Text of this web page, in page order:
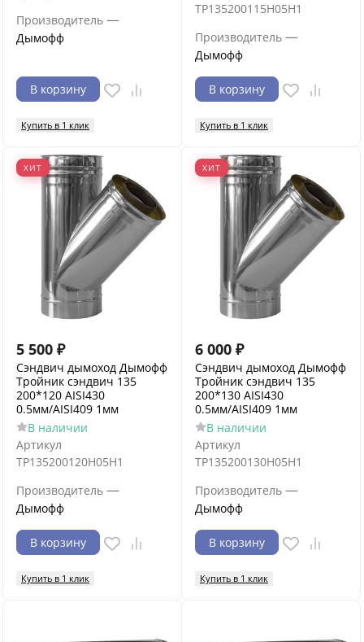
Производитель —
Дымофф
В корзину
Купить в 1 клик
ТР135200115Н05Н1
Производитель —
Дымофф
В корзину
Купить в 1 клик
ХИТ
5 500 ₽
Сэндвич дымоход Дымофф
Тройник сэндвич 135
200*120 AISI430
0.5мм/AISI409 1мм
В наличии
Артикул
ТР135200120Н05Н1
Производитель —
Дымофф
В корзину
Купить в 1 клик
ХИТ
6 000 ₽
Сэндвич дымоход Дымофф
Тройник сэндвич 135
200*130 AISI430
0.5мм/AISI409 1мм
В наличии
Артикул
ТР135200130Н05Н1
Производитель —
Дымофф
В корзину
Купить в 1 клик